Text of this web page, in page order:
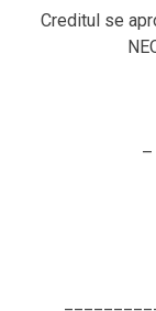
Creditul se
–